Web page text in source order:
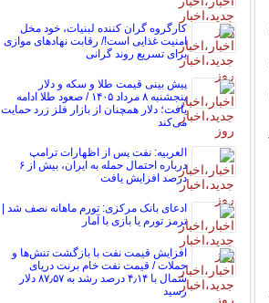
کارگروه گران کننده لبنیات، خود مخل
امنیت غذایی است!/ رقابت نهاد‌های موازی
برای تسریع روند گرانی
پیش ‌بینی قیمت طلا و سکه و دلار
پنجشنبه ۸ مرداد ۱۴۰۵ / صعود طلا ادامه
یافت؛ دلار همچنان از بازار فلز زرد حمایت
می‌کند
العربیه: نفت پس از اظهارات ترامپ
درباره احتمال حمله به ایران، بیش از ۶
درصد افزایش یافت
ادعای بانک مرکزی: تورم ماهانه نصف شد |
ترمز تورم یا بازی با آمار
افزایش قیمت نفت با بازگشت تنش‌ها و
حملات / قیمت نفت خام برنت دریای
شمال با ۴٫۱۴ درصد رشد به ۸۷٫۵۷ دلار
رسید